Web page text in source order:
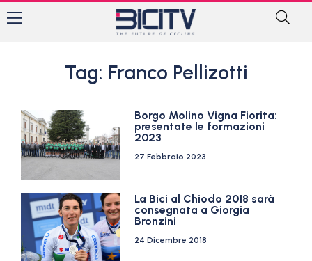
Tag: Franco Pellizotti
Borgo Molino Vigna Fiorita:
presentate le formazioni
2023
27 Febbraio 2023
La Bici al Chiodo 2018 sarà
consegnata a Giorgia
Bronzini
24 Dicembre 2018